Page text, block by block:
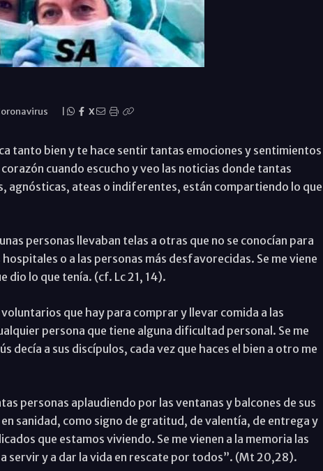
X
tanto bien y te hace sentir tantas emociones y sentimientos
cuando escucho y veo las noticias donde tantas
agnósticas, ateas o indiferentes, están compartiendo lo que
personas llevaban telas a otras que no se conocían para
o a las personas más desfavorecidas. Se me viene
dio lo que tenía. (cf. Lc 21, 14).
que hay para comprar y llevar comida a las
persona que tiene alguna dificultad personal. Se me
decía a sus discípulos, cada vez que haces el bien a otro me
personas aplaudiendo por las ventanas y balcones de sus
sanidad, como signo de gratitud, de valentía, de entrega y
que estamos viviendo. Se me vienen a la memoria las
servir y a dar la vida en rescate por todos”. (Mt 20,28).